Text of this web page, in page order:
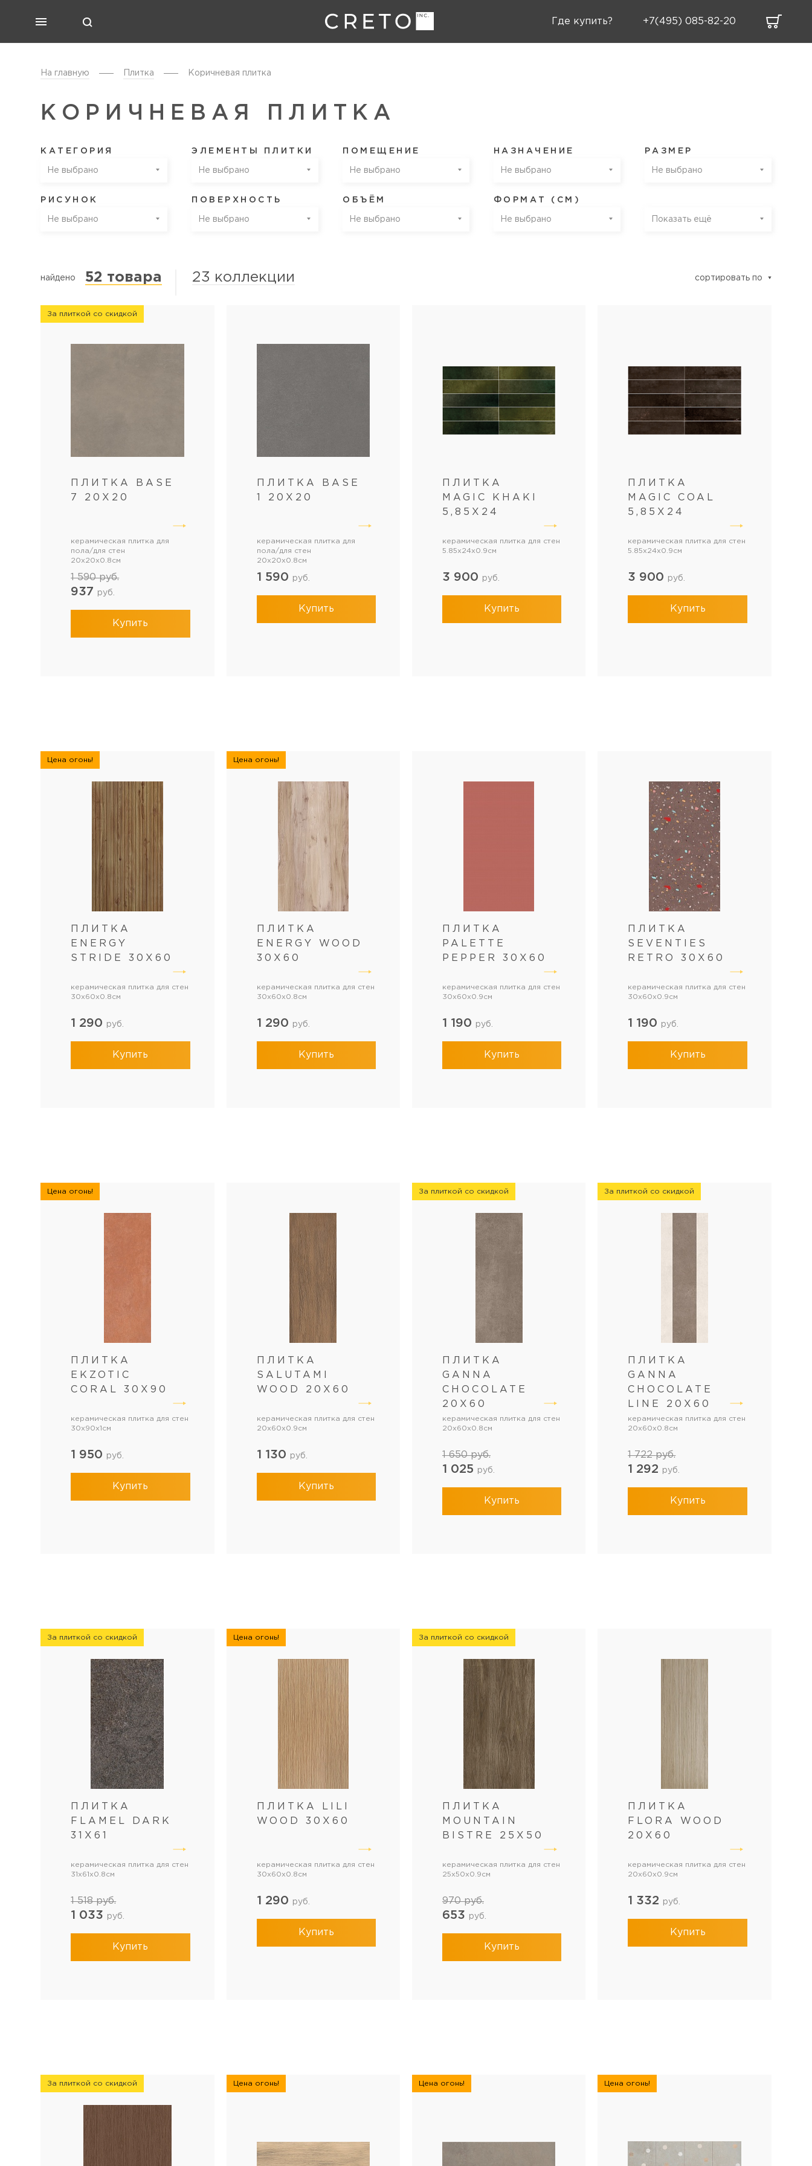
Где купить? +7(495) 085-82-20
На главную Плитка Коричневая плитка
КОРИЧНЕВАЯ ПЛИТКА
КАТЕГОРИЯ
Не выбрано
ЭЛЕМЕНТЫ ПЛИТКИ
Не выбрано
ПОМЕЩЕНИЕ
Не выбрано
НАЗНАЧЕНИЕ
Не выбрано
РАЗМЕР
Не выбрано
РИСУНОК
Не выбрано
ПОВЕРХНОСТЬ
Не выбрано
ОБЪЁМ
Не выбрано
ФОРМАТ (СМ)
Не выбрано Показать ещё
найдено 52 товара 23 коллекции сортировать по
За плиткой со скидкой
ПЛИТКА BASE
7 20Х20
керамическая плитка для
пола/для стен
20x20x0.8см
1 590руб.
937 руб.
Купить
ПЛИТКА BASE
1 20Х20
керамическая плитка для
пола/для стен
20x20x0.8см
1 590 руб.
Купить
ПЛИТКА
MAGIC KHAKI
5,85X24
керамическая плитка для стен
5.85x24x0.9см
3 900 руб.
Купить
ПЛИТКА
MAGIC COAL
5,85X24
керамическая плитка для стен
5.85x24x0.9см
3 900 руб.
Купить
Цена огонь!
ПЛИТКА
ENERGY
STRIDE 30Х60
керамическая плитка для стен
30x60x0.8см
1 290 руб.
Купить
Цена огонь!
ПЛИТКА
ENERGY WOOD
30Х60
керамическая плитка для стен
30x60x0.8см
1 290 руб.
Купить
ПЛИТКА
PALETTE
PEPPER 30Х60
керамическая плитка для стен
30x60x0.9см
1 190 руб.
Купить
ПЛИТКА
SEVENTIES
RETRO 30Х60
керамическая плитка для стен
30x60x0.9см
1 190 руб.
Купить
Цена огонь!
ПЛИТКА
EKZOTIC
CORAL 30Х90
керамическая плитка для стен
30x90x1см
1 950 руб.
Купить
ПЛИТКА
SALUTAMI
WOOD 20Х60
керамическая плитка для стен
20x60x0.9см
1 130 руб.
Купить
За плиткой со скидкой
ПЛИТКА
GANNA
CHOCOLATE
20Х60
керамическая плитка для стен
20x60x0.8см
1 650руб.
1 025 руб.
Купить
За плиткой со скидкой
ПЛИТКА
GANNA
CHOCOLATE
LINE 20Х60
керамическая плитка для стен
20x60x0.8см
1 722руб.
1 292 руб.
Купить
За плиткой со скидкой
ПЛИТКА
FLAMEL DARK
31Х61
керамическая плитка для стен
31x61x0.8см
1 518руб.
1 033 руб.
Купить
Цена огонь!
ПЛИТКА LILI
WOOD 30Х60
керамическая плитка для стен
30x60x0.8см
1 290 руб.
Купить
За плиткой со скидкой
ПЛИТКА
MOUNTAIN
BISTRE 25Х50
керамическая плитка для стен
25x50x0.9см
970руб.
653 руб.
Купить
ПЛИТКА
FLORA WOOD
20Х60
керамическая плитка для стен
20x60x0.9см
1 332 руб.
Купить
За плиткой со скидкой Цена огонь! Цена огонь! Цена огонь!